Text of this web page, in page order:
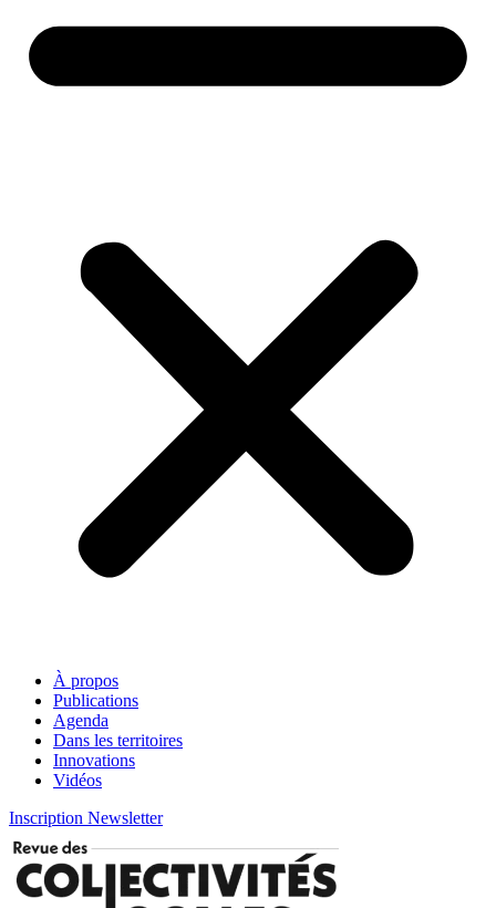
À propos
Publications
Agenda
Dans les territoires
Innovations
Vidéos
Inscription Newsletter